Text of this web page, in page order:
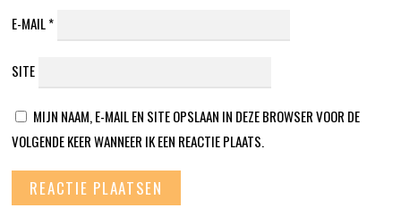
E-MAIL*
SITE
MIJN NAAM, E-MAIL EN SITE OPSLAAN IN DEZE BROWSER VOOR DE
VOLGENDE KEER WANNEER IK EEN REACTIE PLAATS.